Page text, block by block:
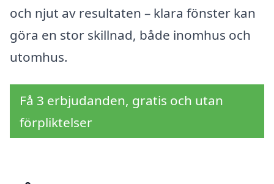
och njut av resultaten – klara fönster kan
göra en stor skillnad, både inomhus och
utomhus.
Få 3 erbjudanden, gratis och utan
förpliktelser